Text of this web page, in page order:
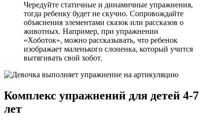
Чередуйте статичные и динамичные упражнения,
тогда ребенку будет не скучно. Сопровождайте
объяснения элементами сказок или рассказов о
животных. Например, при упражнении
«Хоботок», можно рассказывать, что ребенок
изображает маленького слоненка, который учится
вытягивать свой хобот.
Комплекс упражнений для детей 4-7
лет